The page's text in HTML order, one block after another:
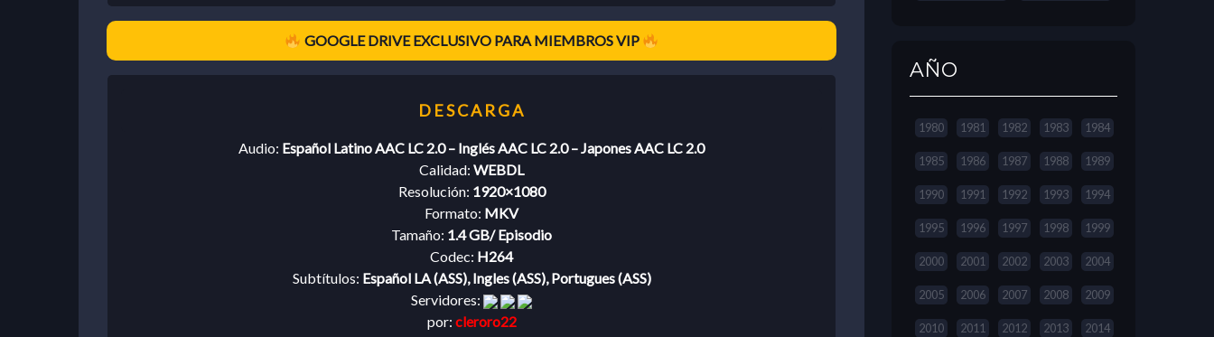
GOOGLE DRIVE EXCLUSIVO PARA MIEMBROS VIP
Audio: Español Latino AAC LC 2.0 – Inglés AAC LC 2.0 – Japones AAC LC 2.0
Calidad: WEBDL
Resolución: 1920×1080
Formato: MKV
Tamaño: 1.4 GB/ Episodio
Codec: H264
Subtítulos: Español LA (ASS), Ingles (ASS), Portugues (ASS)
Servidores:
por: cleroro22
AÑO
1980 1981 1982 1983 1984
1985 1986 1987 1988 1989
1990 1991 1992 1993 1994
1995 1996 1997 1998 1999
2000 2001 2002 2003 2004
2005 2006 2007 2008 2009
2010 2011 2012 2013 2014